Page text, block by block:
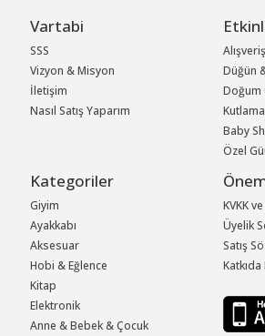
Vartabi
SSS
Vizyon & Misyon
İletişim
Nasıl Satış Yaparım
Alışveriş
Düğün
Doğum
Kutlama
Baby
Özel
Kategoriler
Giyim
Ayakkabı
Aksesuar
Hobi & Eğlence
Kitap
Elektronik
Anne & Bebek & Çocuk
KVKK
Üyelik
Satış